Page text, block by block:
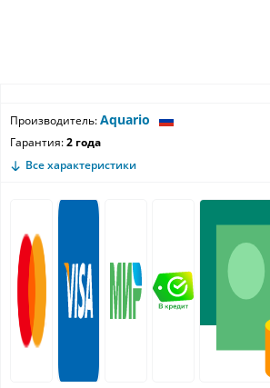
Производитель:Aquario
Гарантия:2 года
Все характеристики